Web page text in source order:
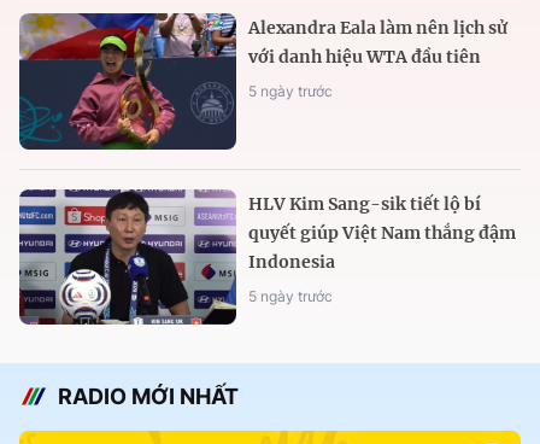
Alexandra Eala làm nên lịch sử
với danh hiệu WTA đầu tiên
5 ngày trước
HLV Kim Sang-sik tiết lộ bí
quyết giúp Việt Nam thắng đậm
Indonesia
5 ngày trước
RADIO MỚI NHẤT